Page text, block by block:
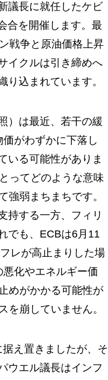
議長に就任したケビ
合を開催します。最
戦争と原油価格上昇
イクルは引き締めへ
込まれています。
）は最近、若干の緩
がわずかに下落し
いる可能性がありま
ってどのような意味
強弱まちまちです。
持する一方、フィリ
でも、ECBは6月11
レが高止まりした場
化やエネルギー価
めがかかる可能性が
を崩していません。
え置きましたが、そ
ウエル議長はインフ